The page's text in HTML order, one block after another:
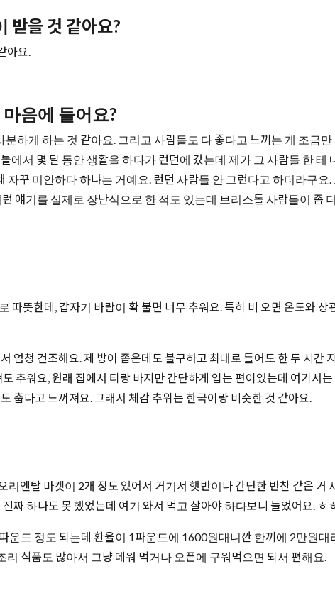
받을 것 같아요?
아요.
음에 들어요?
하게 하는 것 같아요. 그리고 사람들도 다 좋다고 느끼는 게 조금
에서 몇 달 동안 생활을 하다가 런던에 갔는데 제가 그 사람들 한 테
꾸 미안하다 하냐는 거예요. 런던 사람들 안 그런다고 하더라구요
얘기를 실제로 장난식으로 한 적도 있는데 브리스톨 사람들이 좀
따뜻한데, 갑자기 바람이 확 불면 너무 추워요. 특히 비 오면 온도와
엄청 건조해요. 제 방이 좁은데도 불구하고 최대로 틀어도 한 두 시간
추워요, 원래 집에서 티랑 바지만 간단하게 입는 편이였는데 여기서
춥다고 느껴져요. 그래서 체감 추위는 한국이랑 비슷한 것 같아요.
엔탈 마켓이 2개 정도 있어서 거기서 햇반이나 간단한 반찬 같은 거
짜 하나도 못 했었는데 여기 와서 먹고 살아야 하다보니 늘었어요. ㅎ
운드 정도 되는데 환율이 1파운드에 1600원대니깐 한끼에 2만원대
식품도 많아서 그냥 데워 먹거나 오픈에 구워먹으면 되서 편해요.